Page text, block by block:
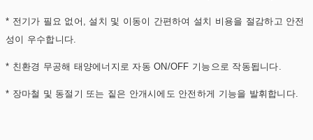
* 전기가 필요 없어, 설치 및 이동이 간편하여 설치 비용을 절감하고 안전
성이 우수합니다.
* 친환경 무공해 태양에너지로 자동 ON/OFF 기능으로 작동됩니다.
* 장마철 및 동절기 또는 짙은 안개시에도 안전하게 기능을 발휘합니다.